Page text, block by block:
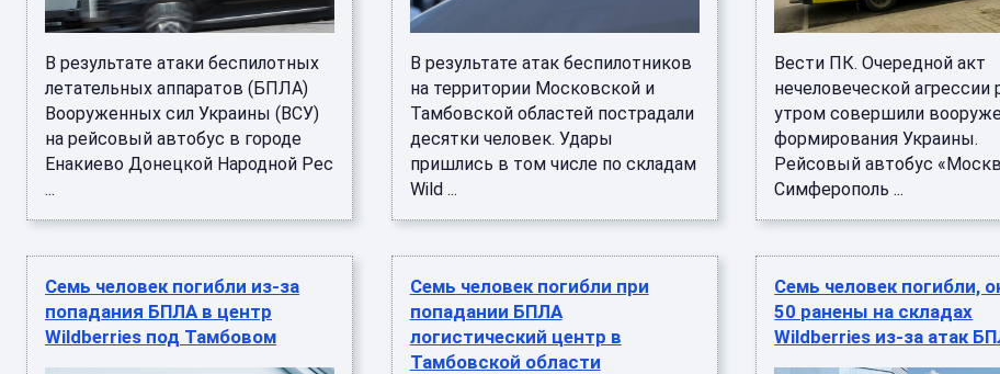
В результате атаки беспилотных
летательных аппаратов (БПЛА)
Вооруженных сил Украины (ВСУ)
на рейсовый автобус в городе
Енакиево Донецкой Народной Рес
...
В результате атак беспилотников
на территории Московской и
Тамбовской областей пострадали
десятки человек. Удары
пришлись в том числе по складам
Wild ...
Вести ПК. Очередной акт
нечеловеческой агрессии
утром совершили
формирования Украины.
Рейсовый автобус
Симферополь ...
Семь человек погибли из-за
попадания БПЛА в центр
Wildberries под Тамбовом
Семь человек погибли при
попадании БПЛА
логистический центр в
Тамбовской области
Семь человек погибли,
50 ранены на складах
Wildberries из-за атак